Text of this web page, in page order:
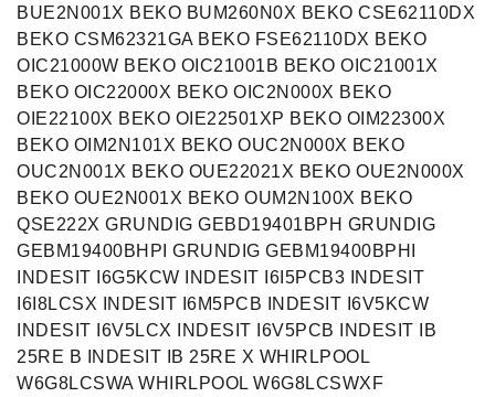
BUE2N001X BEKO BUM260N0X BEKO CSE62110DX
BEKO CSM62321GA BEKO FSE62110DX BEKO
OIC21000W BEKO OIC21001B BEKO OIC21001X
BEKO OIC22000X BEKO OIC2N000X BEKO
OIE22100X BEKO OIE22501XP BEKO OIM22300X
BEKO OIM2N101X BEKO OUC2N000X BEKO
OUC2N001X BEKO OUE22021X BEKO OUE2N000X
BEKO OUE2N001X BEKO OUM2N100X BEKO
QSE222X GRUNDIG GEBD19401BPH GRUNDIG
GEBM19400BHPI GRUNDIG GEBM19400BPHI
INDESIT I6G5KCW INDESIT I6I5PCB3 INDESIT
I6I8LCSX INDESIT I6M5PCB INDESIT I6V5KCW
INDESIT I6V5LCX INDESIT I6V5PCB INDESIT IB
25RE B INDESIT IB 25RE X WHIRLPOOL
W6G8LCSWA WHIRLPOOL W6G8LCSWXF